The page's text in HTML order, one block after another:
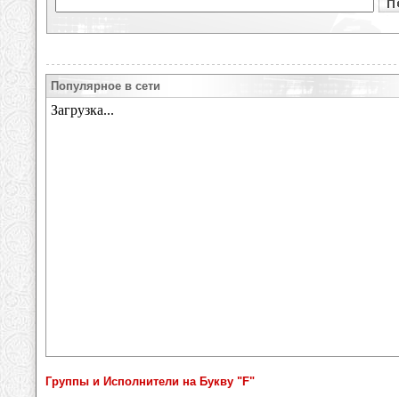
Популярное в сети
Группы и Исполнители на Букву "F"